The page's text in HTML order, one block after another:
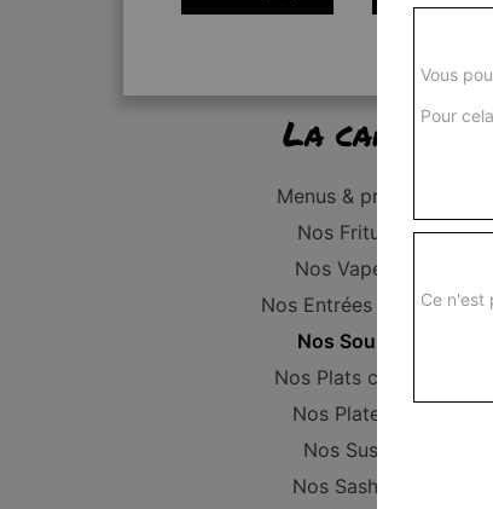
La carte
Menus & promos
Nos Fritures
Nos Vapeurs
Nos Entrées Froides
Nos Soupes
Nos Plats chinois
Nos Plateaux
Nos Sushis
Nos Sashimis
Vous
Pour
Ce n'est